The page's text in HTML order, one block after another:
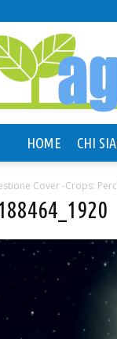
HOME CHI
Cover -Crops: